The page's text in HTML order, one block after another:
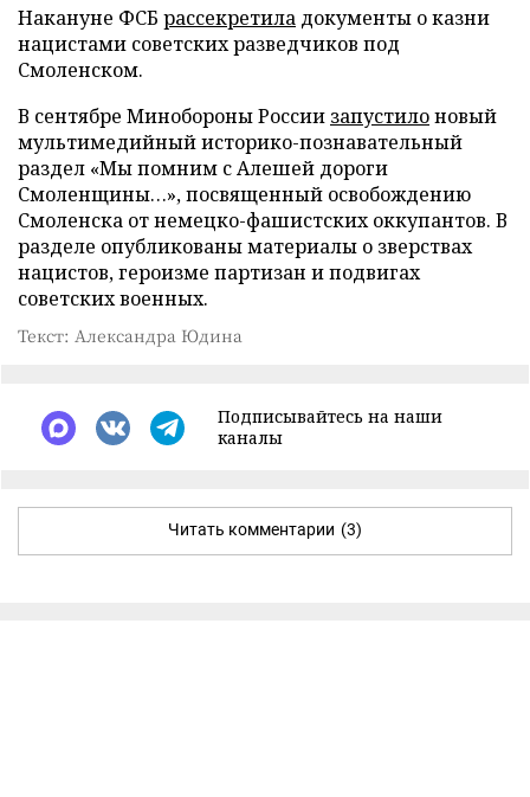
Накануне ФСБ рассекретила документы о казни
нацистами советских разведчиков под
Смоленском.
В сентябре Минобороны России запустилоновый
мультимедийный историко-познавательный
раздел «Мы помним с Алешей дороги
Смоленщины…», посвященный освобождению
Смоленска от немецко-фашистских оккупантов. В
разделе опубликованы материалы о зверствах
нацистов, героизме партизан и подвигах
советских военных.
Текст: Александра Юдина
Подписывайтесь на наши
каналы
Читать комментарии (3)